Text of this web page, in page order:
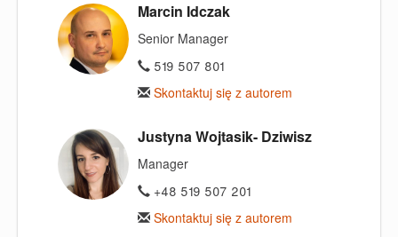
Marcin Idczak
Senior Manager
519 507 801
Skontaktuj się z autorem
Justyna Wojtasik- Dziwisz
Manager
+48 519 507 201
Skontaktuj się z autorem